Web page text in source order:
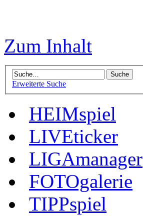
Zum Inhalt
Erweiterte Suche
HEIMspiel
LIVEticker
LIGAmanager
FOTOgalerie
TIPPspiel